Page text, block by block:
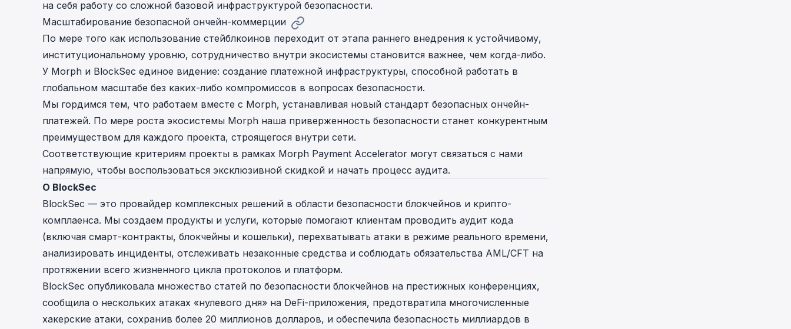
на себя работу со сложной базовой инфраструктурой безопасности.
Масштабирование безопасной ончейн-коммерции
По мере того как использование стейблкоинов переходит от этапа раннего внедрения к устойчивому,
институциональному уровню, сотрудничество внутри экосистемы становится важнее, чем когда-либо.
У Morph и BlockSec единое видение: создание платежной инфраструктуры, способной работать в
глобальном масштабе без каких-либо компромиссов в вопросах безопасности.
Мы гордимся тем, что работаем вместе с Morph, устанавливая новый стандарт безопасных ончейн-
платежей. По мере роста экосистемы Morph наша приверженность безопасности станет конкурентным
преимуществом для каждого проекта, строящегося внутри сети.
Соответствующие критериям проекты в рамках Morph Payment Accelerator могут связаться с нами
напрямую, чтобы воспользоваться эксклюзивной скидкой и начать процесс аудита.
О BlockSec
BlockSec — это провайдер комплексных решений в области безопасности блокчейнов и крипто-
комплаенса. Мы создаем продукты и услуги, которые помогают клиентам проводить аудит кода
(включая смарт-контракты, блокчейны и кошельки), перехватывать атаки в режиме реального времени,
анализировать инциденты, отслеживать незаконные средства и соблюдать обязательства AML/CFT на
протяжении всего жизненного цикла протоколов и платформ.
BlockSec опубликовала множество статей по безопасности блокчейнов на престижных конференциях,
сообщила о нескольких атаках «нулевого дня» на DeFi-приложения, предотвратила многочисленные
хакерские атаки, сохранив более 20 миллионов долларов, и обеспечила безопасность миллиардов в